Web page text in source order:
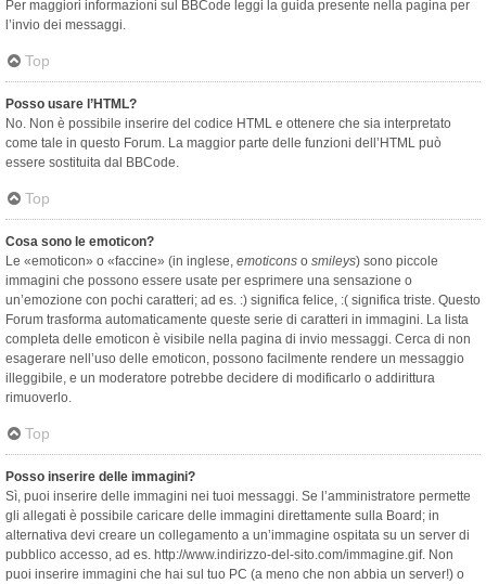
Per maggiori informazioni sul BBCode leggi la guida presente nella pagina per
l’invio dei messaggi.
Top
Posso usare l’HTML?
No. Non è possibile inserire del codice HTML e ottenere che sia interpretato
come tale in questo Forum. La maggior parte delle funzioni dell’HTML può
essere sostituita dal BBCode.
Top
Cosa sono le emoticon?
Le «emoticon» o «faccine» (in inglese, emoticons o smileys) sono piccole
immagini che possono essere usate per esprimere una sensazione o
un’emozione con pochi caratteri; ad es. :) significa felice, :( significa triste. Questo
Forum trasforma automaticamente queste serie di caratteri in immagini. La lista
completa delle emoticon è visibile nella pagina di invio messaggi. Cerca di non
esagerare nell’uso delle emoticon, possono facilmente rendere un messaggio
illeggibile, e un moderatore potrebbe decidere di modificarlo o addirittura
rimuoverlo.
Top
Posso inserire delle immagini?
Sì, puoi inserire delle immagini nei tuoi messaggi. Se l’amministratore permette
gli allegati è possibile caricare delle immagini direttamente sulla Board; in
alternativa devi creare un collegamento a un’immagine ospitata su un server di
pubblico accesso, ad es. http://www.indirizzo-del-sito.com/immagine.gif. Non
puoi inserire immagini che hai sul tuo PC (a meno che non abbia un server!) o